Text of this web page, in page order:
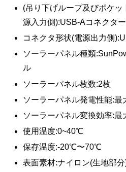
(吊り下げループ及びポケ
源入力側):USB-Aコネクタ
コネクタ形状(電源出力側
ソーラーパネル種類
ル
ソーラーパネル枚数:2枚
ソーラーパネル発電性能:最
ソーラーパネル変換効率:最
使用温度:0~40℃
保存温度:-20℃〜70℃
表面素材:ナイロン(生地部